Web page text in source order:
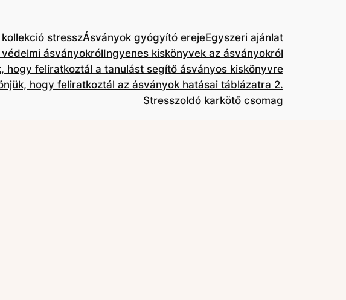
stresszÁsványok gyógyító erejeEgyszeri ajánlat
ásványokrólIngyenes kiskönyvek az ásványokról
hogy feliratkoztál a tanulást segítő ásványos kiskönyvre
hogy feliratkoztál az ásványok hatásai táblázatra 2.
Stresszoldó karkötő csomag